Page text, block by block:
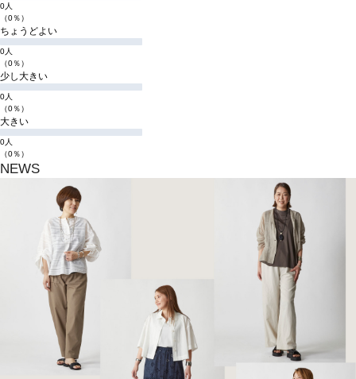
0人
（0％）
ちょうどよい
0人
（0％）
少し大きい
0人
（0％）
大きい
0人
（0％）
NEWS